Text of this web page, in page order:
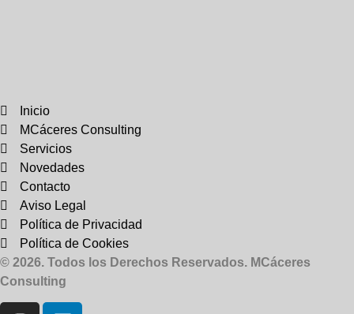
Inicio
MCáceres Consulting
Servicios
Novedades
Contacto
Aviso Legal
Política de Privacidad
Política de Cookies
© 2026. Todos los Derechos Reservados. MCáceres
Consulting